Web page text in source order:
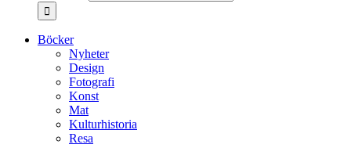
Böcker
Nyheter
Design
Fotografi
Konst
Mat
Kulturhistoria
Resa